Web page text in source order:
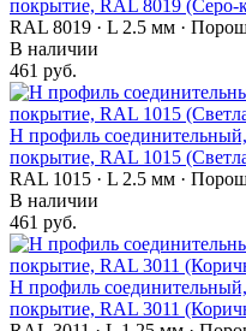
покрытие, RAL 8019 (Серо-
RAL 8019 · L 2.5 мм ·
В наличии
461 руб.
Н профиль
покрытие, RAL 1015
RAL 1015 · L 2.5 мм ·
В наличии
461 руб.
Н профиль
покрытие, RAL 3011